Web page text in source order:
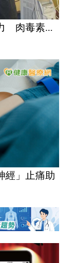
肉毒素...
經」止痛助